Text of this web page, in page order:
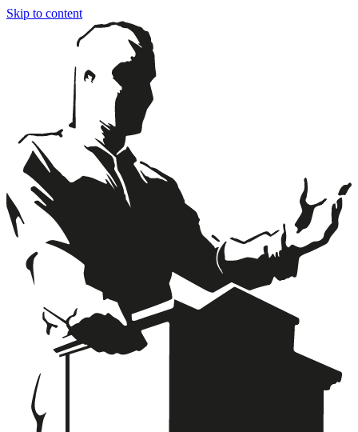
Skip to content